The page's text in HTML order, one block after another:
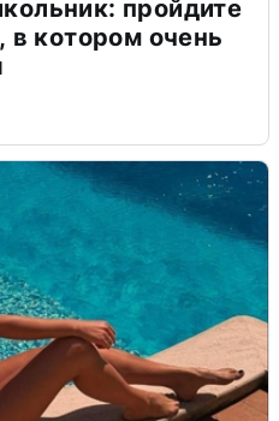
пройдите
в котором очень